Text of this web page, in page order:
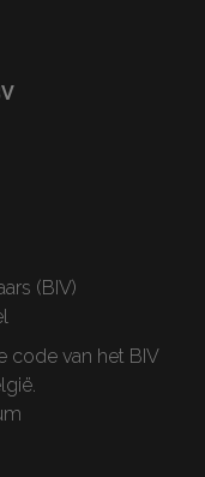
(BIV)
code van het BIV